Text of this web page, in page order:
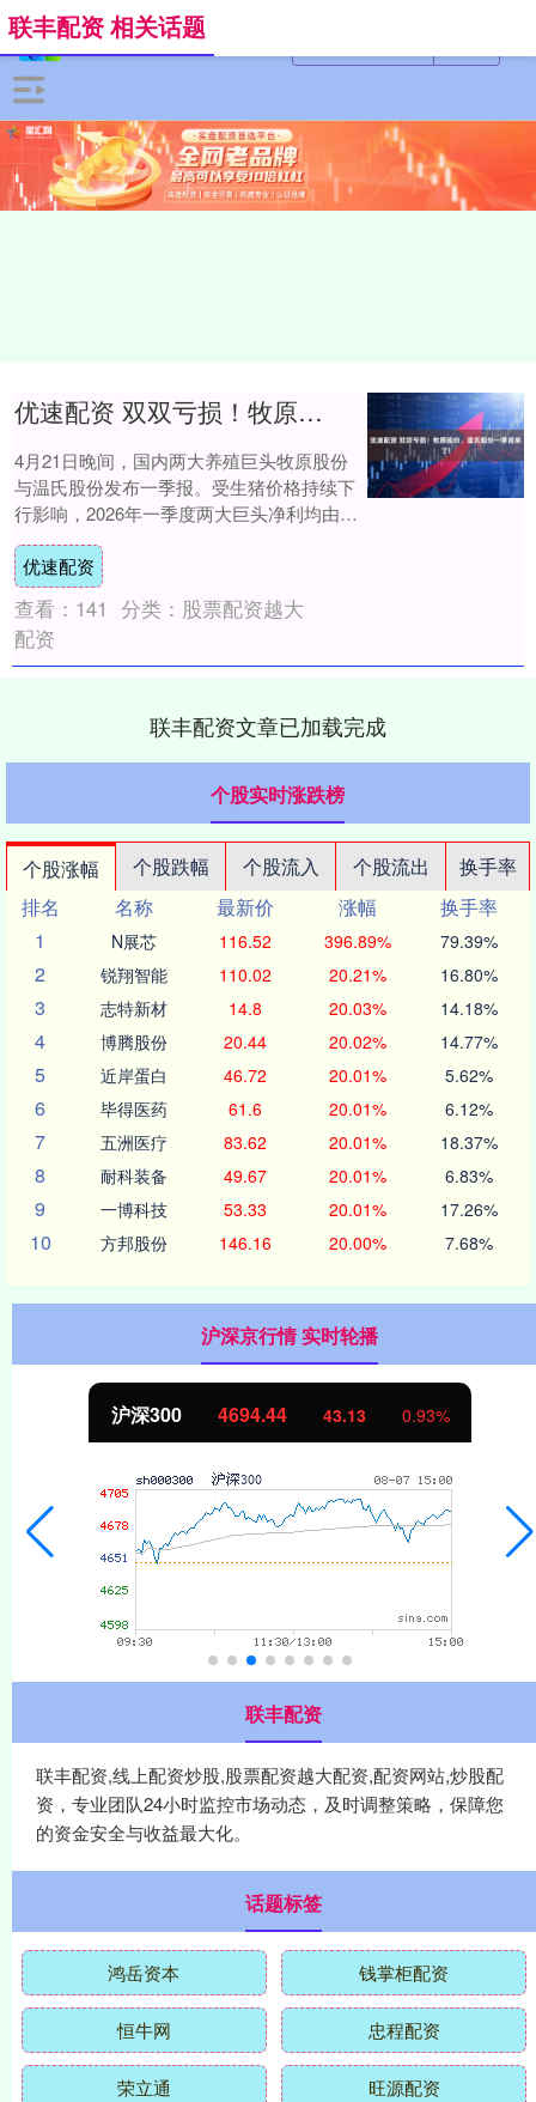
联丰配资 相关话题
优速配资 双双亏损！牧原股份、温氏股份一季报来了！
4月21日晚间，国内两大养殖巨头牧原股份
与温氏股份发布一季报。受生猪价格持续下
行影响，2026年一季度两大巨头净利均由盈
转亏，二者合计亏损超22亿元。 牧原股份....
优速配资
查看： 141 分类： 股票配资越大
配资
联丰配资文章已加载完成
个股实时涨跌榜
个股涨幅 个股跌幅 个股流入 个股流出
换手率
排名
名称 最新价 涨幅
换手率
1
N展芯 116.52 396.89% 79.39%
2 锐翔智能 110.02 20.21% 16.80%
3 志特新材 14.8 20.03% 14.18%
4 博腾股份 20.44 20.02% 14.77%
5 近岸蛋白 46.72 20.01% 5.62%
6 毕得医药 61.6 20.01% 6.12%
7 五洲医疗 83.62 20.01% 18.37%
8 耐科装备 49.67 20.01% 6.83%
9 一博科技 53.33 20.01% 17.26%
10 方邦股份 146.16 20.00% 7.68%
沪深京行情 实时轮播
北证50 1134.24 11.37 1.01%
联丰配资
联丰配资,线上配资炒股,股票配资越大配资,配资网站,炒股配
资，专业团队24小时监控市场动态，及时调整策略，保障您
的资金安全与收益最大化。
话题标签
鸿岳资本 钱掌柜配资
恒牛网 忠程配资
荣立通 旺源配资